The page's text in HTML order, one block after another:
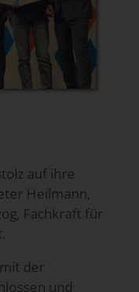
auf ihre
Heilmann,
Fachkraft für
der
und